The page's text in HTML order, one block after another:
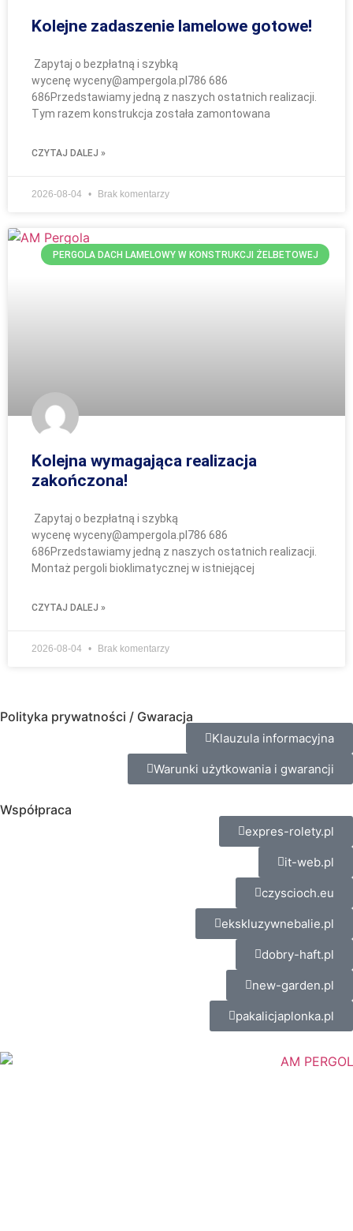
Kolejne zadaszenie lamelowe gotowe!
Zapytaj o bezpłatną i szybką
wycenę wyceny@ampergola.pl786 686
686Przedstawiamy jedną z naszych ostatnich realizacji.
Tym razem konstrukcja została zamontowana
CZYTAJ DALEJ »
2026-08-04 Brak komentarzy
PERGOLA DACH LAMELOWY W KONSTRUKCJI ŻELBETOWEJ
Kolejna wymagająca realizacja
zakończona!
Zapytaj o bezpłatną i szybką
wycenę wyceny@ampergola.pl786 686
686Przedstawiamy jedną z naszych ostatnich realizacji.
Montaż pergoli bioklimatycznej w istniejącej
CZYTAJ DALEJ »
2026-08-04 Brak komentarzy
Polityka prywatności / Gwaracja
Klauzula informacyjna
Warunki użytkowania i gwarancji
Współpraca
expres-rolety.pl
it-web.pl
czyscioch.eu
ekskluzywnebalie.pl
dobry-haft.pl
new-garden.pl
pakalicjaplonka.pl